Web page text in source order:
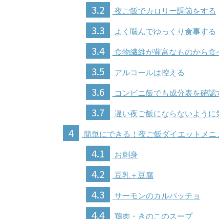
3.2 夜ご飯でカロリー調節をする
3.3 よく噛んでゆっくり食事する
3.4 食物繊維が豊富なものから食
3.5 アルコールは控える
3.6 コンビニ飯でも成分表を確認
3.7 遅い夜ご飯にならないように
4 簡単にできる！夜ご飯ダイエットメニ
4.1 お刺身
4.2 豆乳＋豆腐
4.3 サーモンのカルパッチョ
4.4 鶏肉・きのこのスープ